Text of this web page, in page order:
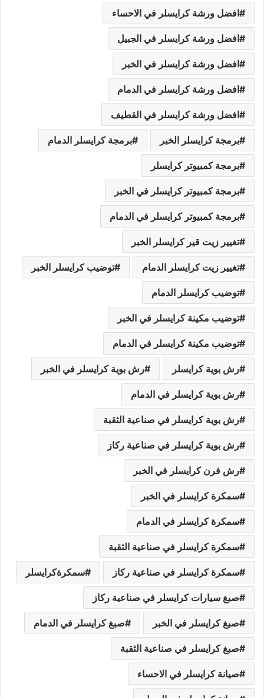
افضل ورشة كرايسلر في الاحساء
افضل ورشة كرايسلر في الجبيل
افضل ورشة كرايسلر في الخبر
افضل ورشة كرايسلر في الدمام
افضل ورشة كرايسلر في القطيف
برمجة كرايسلر الخبر برمجة كرايسلر الدمام
برمجة كمبيوتر كرايسلر
برمجة كمبيوتر كرايسلر في الخبر
برمجة كمبيوتر كرايسلر في الدمام
تغيير زيت قير كرايسلر الخبر
تغيير زيت كرايسلر الدمام توضيب كرايسلر الخبر
توضيب كرايسلر الدمام
توضيب مكينة كرايسلر في الخبر
توضيب مكينة كرايسلر في الدمام
رش بوية كرايسلر رش بوية كرايسلر في الخبر
رش بوية كرايسلر في الدمام
رش بوية كرايسلر في صناعية الثقبة
رش بوية كرايسلر في صناعية ركاز
رش فرن كرايسلر في الخبر
سمكرة كرايسلر في الخبر
سمكرة كرايسلر في الدمام
سمكرة كرايسلر في صناعية الثقبة
سمكرة كرايسلر في صناعية ركاز سمكرةكرايسلر
صبغ سيارات كرايسلر في صناعية ركاز
صبغ كرايسلر في الخبر صبغ كرايسلر في الدمام
صبغ كرايسلر في صناعية الثقبة
صيانة كرايسلر في الاحساء